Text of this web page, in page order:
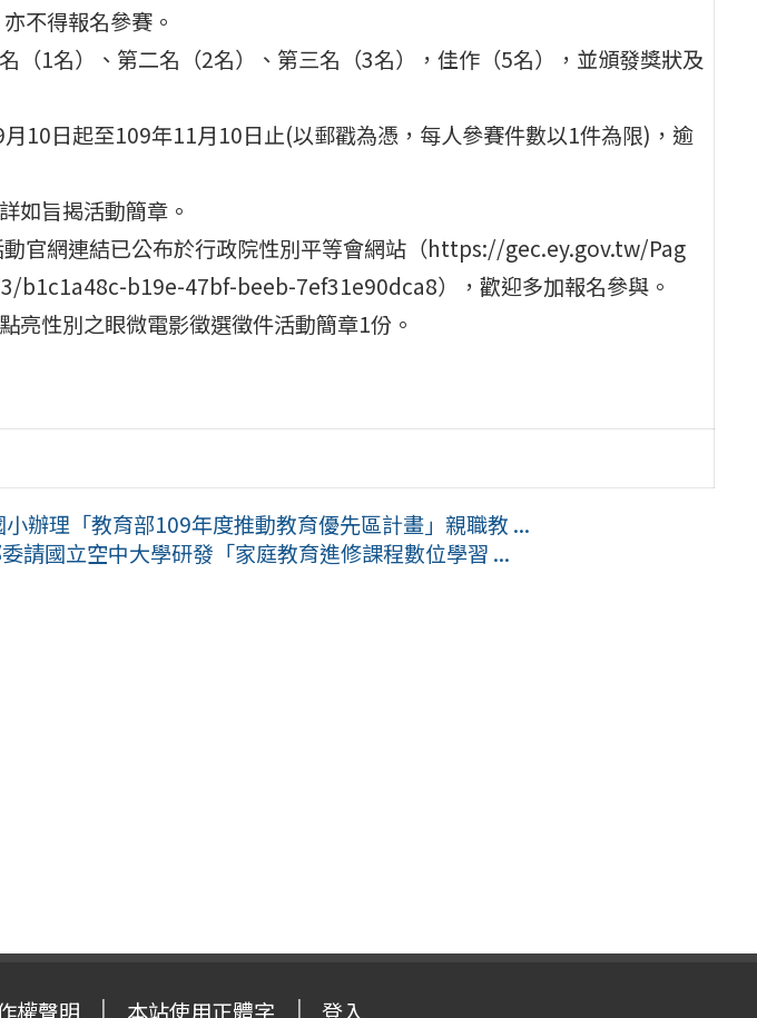
不得報名參賽。
（1名）、第二名（2名）、第三名（3名），佳作（5名），並頒發獎狀及
10日起至109年11月10日止(以郵戳為憑，每人參賽件數以1件為限)，逾
如旨揭活動簡章。
動官網連結已公布於行政院性別平等會網站（https://gec.ey.gov.tw/Pag
b1c1a48c-b19e-47bf-beeb-7ef31e90dca8），歡迎多加報名參與。
亮性別之眼微電影徵選徵件活動簡章1份。
小辦理「教育部109年度推動教育優先區計畫」親職教 ...
請國立空中大學研發「家庭教育進修課程數位學習 ...
權聲明 本站使用正體字 登入